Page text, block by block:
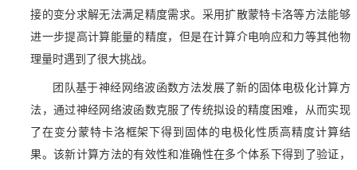
接的变分求解无法满足精度需求。采用扩散蒙特卡洛等方法能够
进一步提高计算能量的精度，但是在计算介电响应和力等其他物
理量时遇到了很大挑战。
团队基于神经网络波函数方法发展了新的固体电极化计算方
法，通过神经网络波函数克服了传统拟设的精度困难，从而实现
了在变分蒙特卡洛框架下得到固体的电极化性质高精度计算结
果。该新计算方法的有效性和准确性在多个体系下得到了验证，